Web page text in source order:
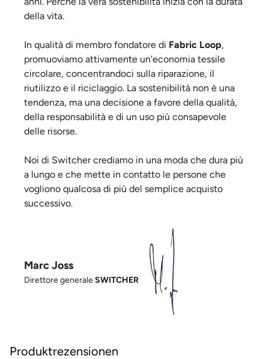
della vita.
In qualità di membro fondatore di Fabric Loop,
promuoviamo attivamente un'economia tessile
circolare, concentrandoci sulla riparazione, il
riutilizzo e il riciclaggio. La sostenibilità non è una
tendenza, ma una decisione a favore della qualità,
della responsabilità e di un uso più consapevole
delle risorse.
Noi di Switcher crediamo in una moda che dura più
a lungo e che mette in contatto le persone che
vogliono qualcosa di più del semplice acquisto
successivo.
Marc Joss
Direttore generaleSWITCHER
Produktrezensionen